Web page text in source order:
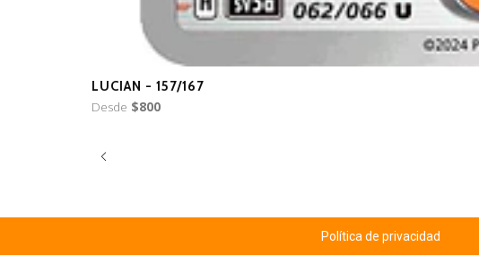
LUCIAN - 157/167
Desde $800
Política de privacidad